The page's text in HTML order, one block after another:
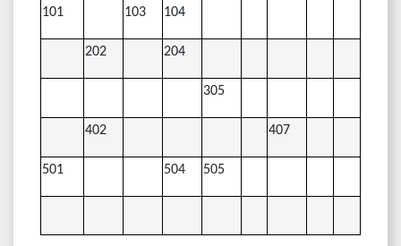
101 103 104
202 204
305
402 407
501 504 505